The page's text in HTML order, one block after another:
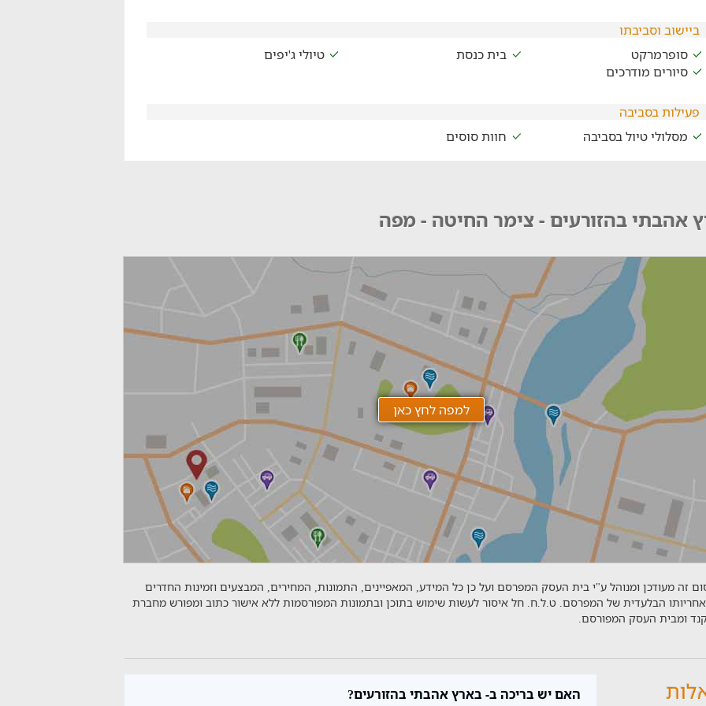
ביישוב וסביבתו
סופרמרקט
בית כנסת
טיולי ג'יפים
סיורים מודרכים
פעילות בסביבה
מסלולי טיול בסביבה
חוות סוסים
אהבתי בהזורעים - צימר החיטה - מפה
זה מעודכן ומנוהל ע"י בית העסק המפרסם ועל כן כל המידע, המאפיינים, התמונות, המחירים, המבצעים וזמינות החדרים
הבלעדית של המפרסם. ט.ל.ח. חל איסור לעשות שימוש בתוכן ובתמונות המפורסמות ללא אישור כתוב ומפורש מחברת
ומבית העסק המפורסם.
האם יש בריכה ב- בארץ אהבתי בהזורעים?